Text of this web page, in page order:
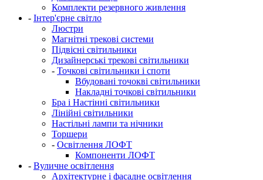
Комплекти резервного живлення
- Інтер'єрне світло
Люстри
Магнітні трекові системи
Підвісні світильники
Дизайнерські трекові світильники
- Точкові світильники і споти
Вбудовані точокві світильники
Накладні точкові світильники
Бра і Настінні світильники
Лінійні світильники
Настільні лампи та нічники
Торшери
- Освітлення ЛОФТ
Компоненти ЛОФТ
- Вуличне освітлення
Архітектурне і фасадне освітлення